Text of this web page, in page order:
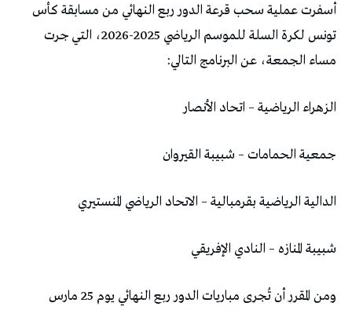
أسفرت عملية سحب قرعة الدور ربع النهائي من مسابقة كأس
تونس لكرة السلة للموسم الرياضي 2025-2026، التي جرت
مساء الجمعة، عن البرنامج التالي:
الزهراء الرياضية – اتحاد الأنصار
جمعية الحمامات – شبيبة القيروان
الدالية الرياضية بقرمبالية – الاتحاد الرياضي المنستيري
شبيبة المنازه – النادي الإفريقي
ومن المقرر أن تُجرى مباريات الدور ربع النهائي يوم 25 مارس